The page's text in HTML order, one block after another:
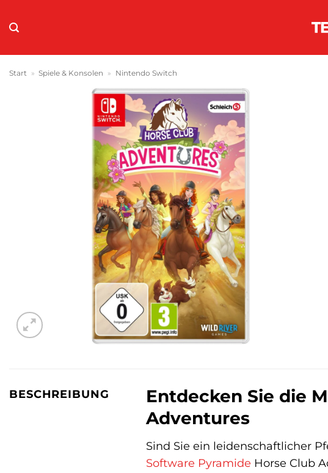
Inhalt
Start » Spiele & Konsolen » Nintendo Switch
BESCHREIBUNG
Entdecken Sie die
Adventures
Sind Sie ein leidenschaftlicher
Software Pyramide Horse Club